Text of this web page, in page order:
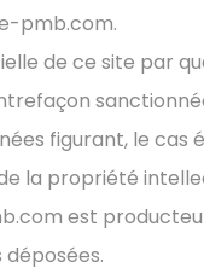
pmb.com.
de ce site par
figurant, le cas
la propriété
est